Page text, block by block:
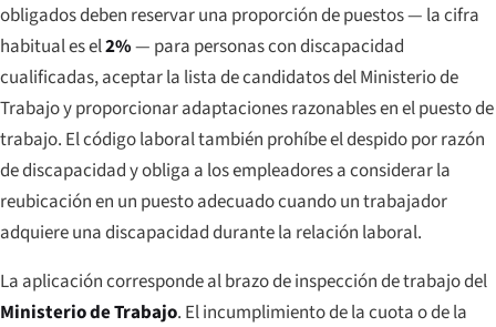
obligados deben reservar una proporción de puestos — la cifra
habitual es el2%— para personas con discapacidad
cualificadas, aceptar la lista de candidatos del Ministerio de
Trabajo y proporcionar adaptaciones razonables en el puesto de
trabajo. El código laboral también prohíbe el despido por razón
de discapacidad y obliga a los empleadores a considerar la
reubicación en un puesto adecuado cuando un trabajador
adquiere una discapacidad durante la relación laboral.
La aplicación corresponde al brazo de inspección de trabajo del
Ministerio de Trabajo. El incumplimiento de la cuota o de la